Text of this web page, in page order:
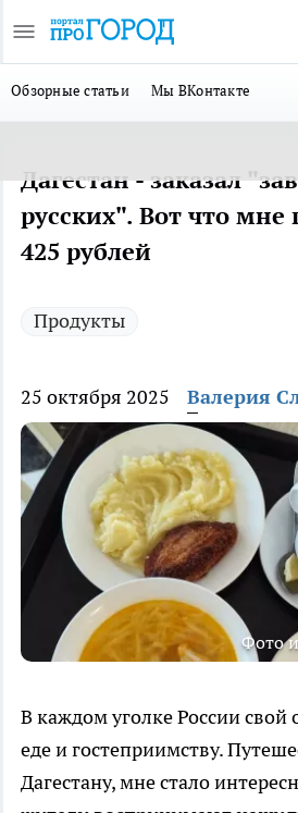
Обзорные статьи Мы ВКонтакте
Дагестан - заказал
русских". Вот что мне
425 рублей
Продукты
25 октября 2025 Валерия
Фото
В каждом уголке России свой
еде и гостеприимству.
Дагестану, мне стало